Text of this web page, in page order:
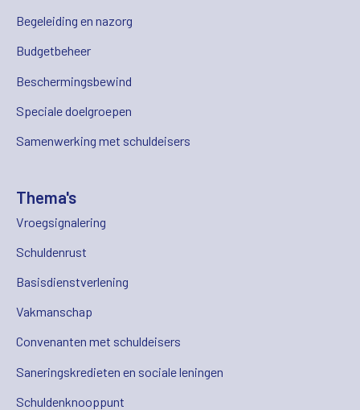
Begeleiding en nazorg
Budgetbeheer
Beschermingsbewind
Speciale doelgroepen
Samenwerking met schuldeisers
Thema's
Vroegsignalering
Schuldenrust
Basisdienstverlening
Vakmanschap
Convenanten met schuldeisers
Saneringskredieten en sociale leningen
Schuldenknooppunt